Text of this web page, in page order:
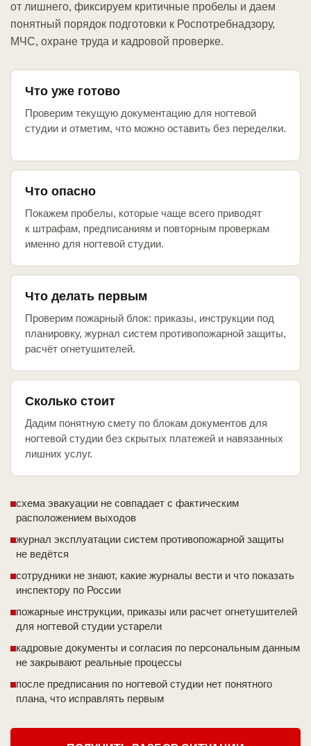
от лишнего, фиксируем критичные пробелы и даем
понятный порядок подготовки к Роспотребнадзору,
МЧС, охране труда и кадровой проверке.
Что уже готово
Проверим текущую документацию для ногтевой
студии и отметим, что можно оставить без переделки.
Что опасно
Покажем пробелы, которые чаще всего приводят
к штрафам, предписаниям и повторным проверкам
именно для ногтевой студии.
Что делать первым
Проверим пожарный блок: приказы, инструкции под
планировку, журнал систем противопожарной защиты,
расчёт огнетушителей.
Сколько стоит
Дадим понятную смету по блокам документов для
ногтевой студии без скрытых платежей и навязанных
лишних услуг.
схема эвакуации не совпадает с фактическим
расположением выходов
журнал эксплуатации систем противопожарной защиты
не ведётся
сотрудники не знают, какие журналы вести и что показать
инспектору по России
пожарные инструкции, приказы или расчет огнетушителей
для ногтевой студии устарели
кадровые документы и согласия по персональным данным
не закрывают реальные процессы
после предписания по ногтевой студии нет понятного
плана, что исправлять первым